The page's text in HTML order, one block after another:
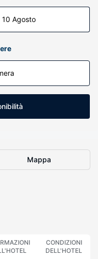
10 Agosto
Mappa
CONDIZIONI
DELL'HOTEL